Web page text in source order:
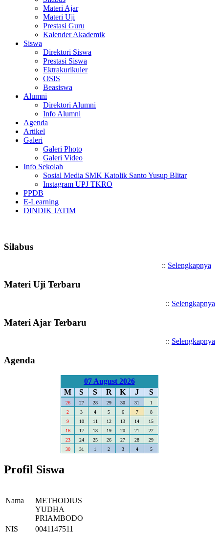
Materi Ajar
Materi Uji
Prestasi Guru
Kalender Akademik
Siswa
Direktori Siswa
Prestasi Siswa
Ektrakurikuler
OSIS
Beasiswa
Alumni
Direktori Alumni
Info Alumni
Agenda
Artikel
Galeri
Galeri Photo
Galeri Video
Info Sekolah
Sosial Media SMK Katolik Santo Yusup Blitar
Instagram UPJ TKRO
PPDB
E-Learning
DINDIK JATIM
Silabus
:: Selengkapnya
Materi Uji Terbaru
:: Selengkapnya
Materi Ajar Terbaru
:: Selengkapnya
Agenda
07 August 2026
M
S S R K J S
26 27 28 29 30 31
1
2
3 4 5 6 7
8
9
10 11 12 13 14
15
16
17 18 19 20 21
22
23
24 25 26 27 28
29
30
31 1 2 3 4 5
Profil Siswa
Nama
METHODIUS
YUDHA
PRIAMBODO
NIS
0041147511